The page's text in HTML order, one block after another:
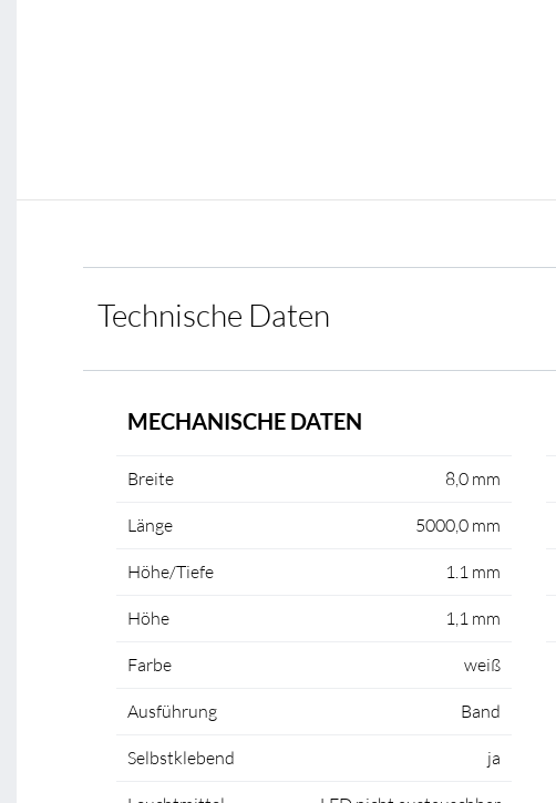
Technische Daten
MECHANISCHE DATEN
Breite 8,0 mm
Länge 5000,0 mm
Höhe/Tiefe 1.1 mm
Höhe 1,1 mm
Farbe weiß
Ausführung Band
Selbstklebend ja